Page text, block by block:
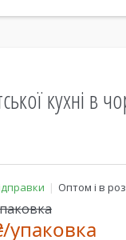
кухні в
Оптом і в
упаковка